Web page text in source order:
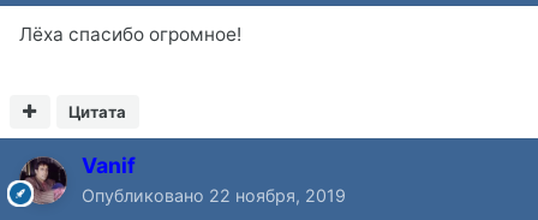
Лёха спасибо огромное!
Цитата
Vanif
Опубликовано 22 ноября, 2019